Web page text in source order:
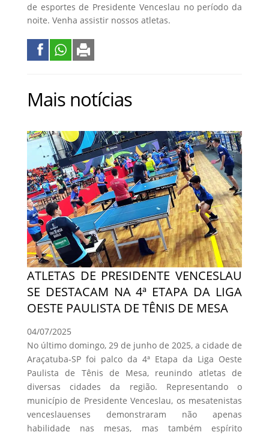
de esportes de Presidente Venceslau no período da
noite. Venha assistir nossos atletas.
Mais notícias
ATLETAS DE PRESIDENTE VENCESLAU
SE DESTACAM NA 4ª ETAPA DA LIGA
OESTE PAULISTA DE TÊNIS DE MESA
04/07/2025
No último domingo, 29 de junho de 2025, a cidade de
Araçatuba-SP foi palco da 4ª Etapa da Liga Oeste
Paulista de Tênis de Mesa, reunindo atletas de
diversas cidades da região. Representando o
município de Presidente Venceslau, os mesatenistas
venceslauenses demonstraram não apenas
habilidade nas mesas, mas também espírito